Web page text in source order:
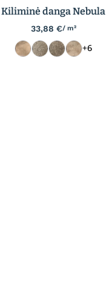
Kiliminė danga Nebula
33,88 €/ m²
+6